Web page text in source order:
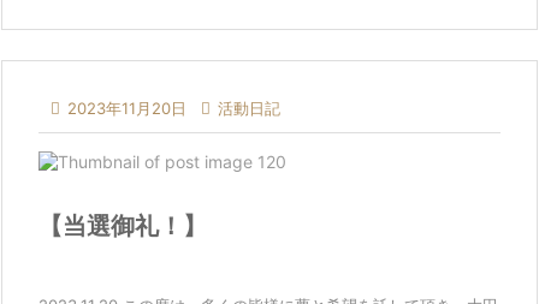
 2023年11月20日  活動日記
【当選御礼！】